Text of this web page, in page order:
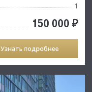
1
150 000 ₽
Узнать подробнее